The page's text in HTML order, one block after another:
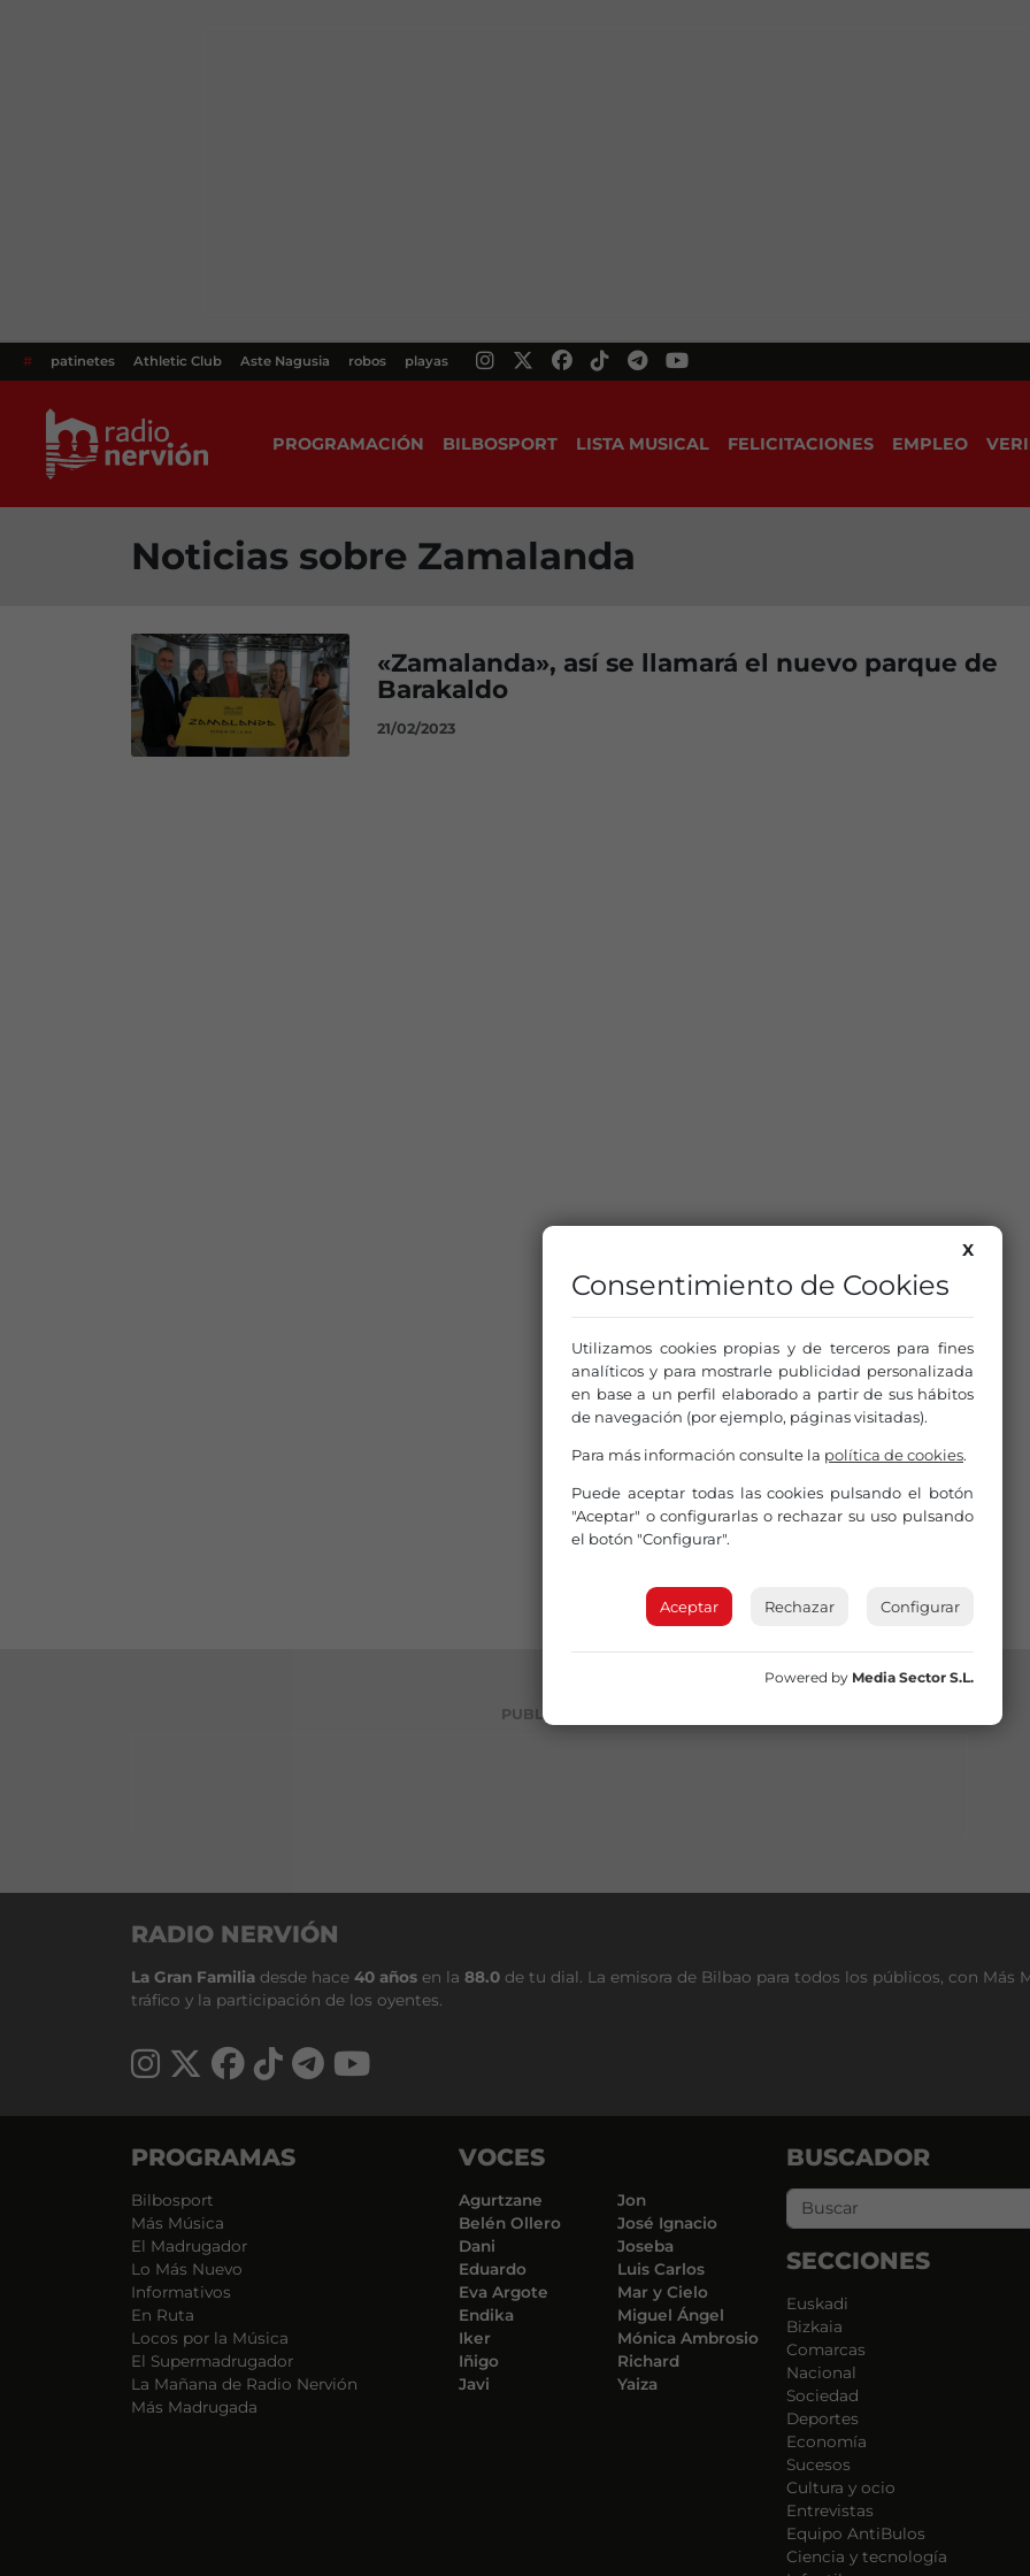
# patinetes Athletic Club Aste Nagusia robos playas
PROGRAMACIÓN BILBOSPORT LISTA MUSICAL FELICITACIONES EMPLEO
Noticias sobre Zamalanda
«Zamalanda», así se llamará el nuevo parque de
Barakaldo
21/02/2023
PUBLICIDAD
RADIO NERVIÓN
La Gran Familia desde hace 40 años en la 88.0 de tu dial. La emisora de Bilbao para todos los públicos, con Más
tráfico y la participación de los oyentes.
PROGRAMAS
Bilbosport
Más Música
El Madrugador
Lo Más Nuevo
Informativos
En Ruta
Locos por la Música
El Supermadrugador
La Mañana de Radio Nervión
Más Madrugada
VOCES
Agurtzane
Belén Ollero
Dani
Eduardo
Eva Argote
Endika
Iker
Iñigo
Javi
Jon
José Ignacio
Joseba
Luis Carlos
Mar y Cielo
Miguel Ángel
Mónica Ambrosio
Richard
Yaiza
BUSCADOR
SECCIONES
Euskadi
Bizkaia
Comarcas
Nacional
Sociedad
Deportes
Economía
Sucesos
Cultura y ocio
Entrevistas
Equipo AntiBulos
Ciencia y tecnología
X
Consentimiento de Cookies
Utilizamos cookies propias y de terceros para fines
analíticos y para mostrarle publicidad personalizada
en base a un perfil elaborado a partir de sus hábitos
de navegación (por ejemplo, páginas visitadas).
Para más información consulte la política de cookies.
Puede aceptar todas las cookies pulsando el botón
"Aceptar" o configurarlas o rechazar su uso pulsando
el botón "Configurar".
Aceptar Rechazar Configurar
Powered by Media Sector S.L.